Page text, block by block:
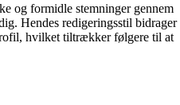
og formidle stemninger gennem
Hendes redigeringsstil bidrager
hvilket tiltrækker følgere til at